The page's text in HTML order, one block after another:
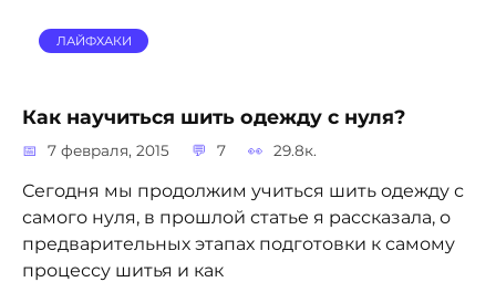
ЛАЙФХАКИ
Как научиться шить одежду с нуля?
7 февраля, 2015 7 29.8к.
Сегодня мы продолжим учиться шить одежду с
самого нуля, в прошлой статье я рассказала, о
предварительных этапах подготовки к самому
процессу шитья и как